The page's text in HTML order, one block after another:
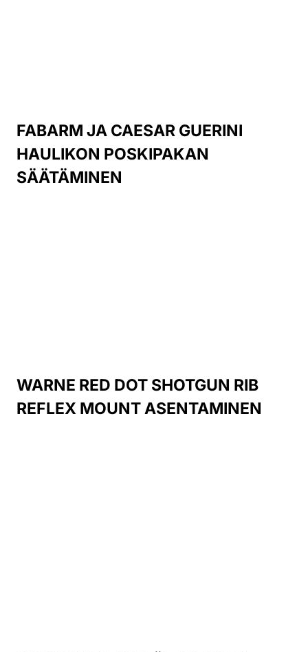
FABARM JA CAESAR GUERINI
HAULIKON POSKIPAKAN
SÄÄTÄMINEN
WARNE RED DOT SHOTGUN RIB
REFLEX MOUNT ASENTAMINEN